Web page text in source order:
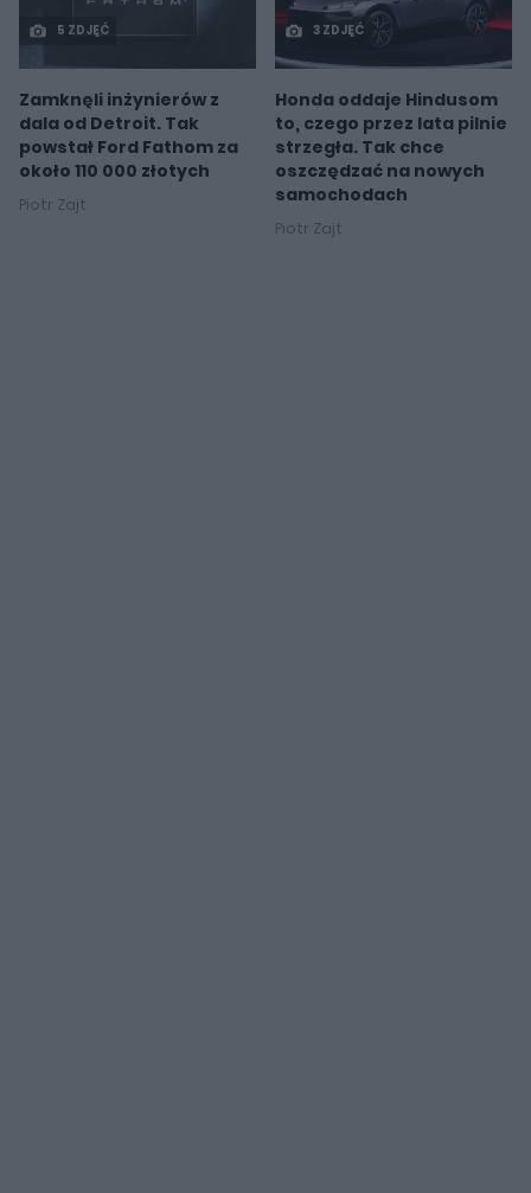
5 ZDJĘĆ
Zamknęli inżynierów z
dala od Detroit. Tak
powstał Ford Fathom za
około 110 000 złotych
Piotr Zajt
3 ZDJĘĆ
Honda oddaje Hindusom
to, czego przez lata pilnie
strzegła. Tak chce
oszczędzać na nowych
samochodach
Piotr Zajt